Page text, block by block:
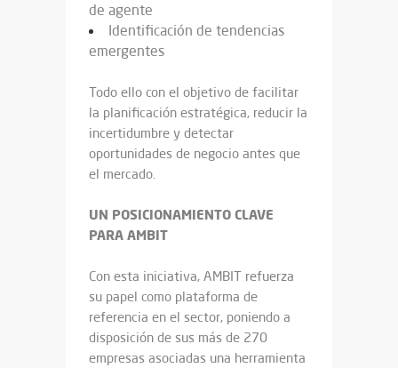
de agente
Identificación de tendencias
emergentes
Todo ello con el objetivo de facilitar
la planificación estratégica, reducir la
incertidumbre y detectar
oportunidades de negocio antes que
el mercado.
UN POSICIONAMIENTO CLAVE
PARA AMBIT
Con esta iniciativa, AMBIT refuerza
su papel como plataforma de
referencia en el sector, poniendo a
disposición de sus más de 270
empresas asociadas una herramienta